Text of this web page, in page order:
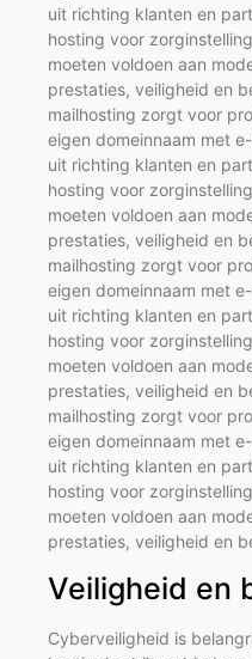
uit richting klanten en
hosting voor
moeten voldoen aan
prestaties, veiligheid en
mailhosting zorgt voor
eigen domeinnaam met
uit richting klanten en
hosting voor
moeten voldoen aan
prestaties, veiligheid en
mailhosting zorgt voor
eigen domeinnaam met
uit richting klanten en
hosting voor
moeten voldoen aan
prestaties, veiligheid en
mailhosting zorgt voor
eigen domeinnaam met
uit richting klanten en
hosting voor
moeten voldoen aan
prestaties, veiligheid en
Veiligheid en
Cyberveiligheid is